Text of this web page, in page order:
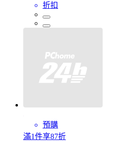
折扣
預購
滿1件享87折